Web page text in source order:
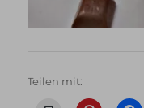
Teilen mit: